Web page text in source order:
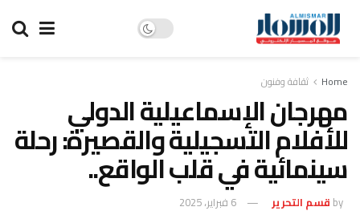
Home ثقافة وفنون
مهرجان الإسماعيلية الدولي
للأفلام التسجيلية والقصيرة: رحلة
سينمائية في قلب الواقع..
by قسم التحرير 6 فبراير، 2025